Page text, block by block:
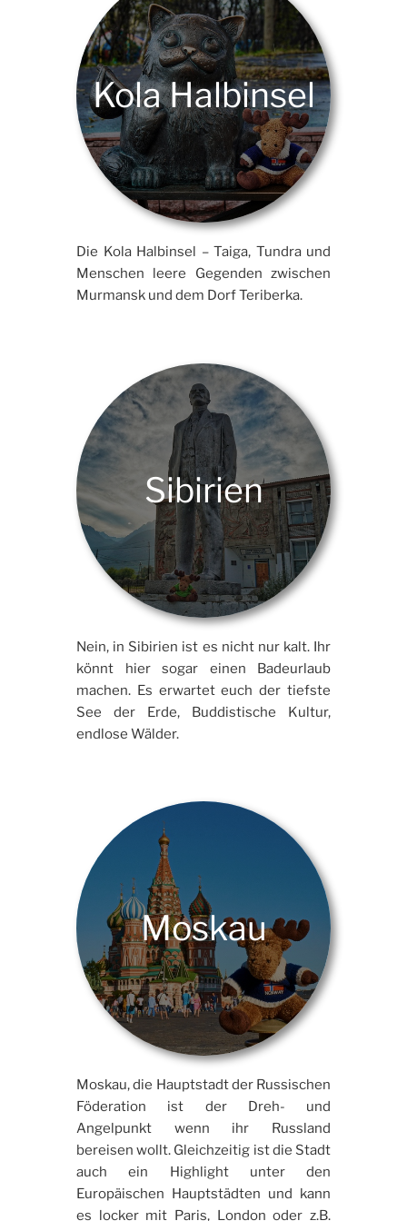
Kola Halbinsel
Die Kola Halbinsel – Taiga, Tundra und
Menschen leere Gegenden zwischen
Murmansk und dem Dorf Teriberka.
Sibirien
Nein, in Sibirien ist es nicht nur kalt. Ihr
könnt hier sogar einen Badeurlaub
machen. Es erwartet euch der tiefste
See der Erde, Buddistische Kultur,
endlose Wälder.
Moskau
Moskau, die Hauptstadt der Russischen
Föderation ist der Dreh- und
Angelpunkt wenn ihr Russland
bereisen wollt. Gleichzeitig ist die Stadt
auch ein Highlight unter den
Europäischen Hauptstädten und kann
es locker mit Paris, London oder z.B.